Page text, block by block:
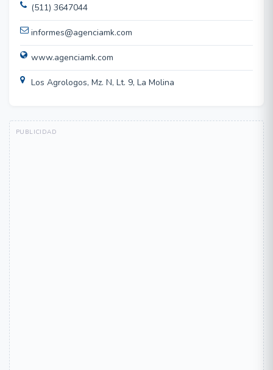
(511) 3647044
informes@agenciamk.com
www.agenciamk.com
Los Agrologos, Mz. N, Lt. 9, La Molina